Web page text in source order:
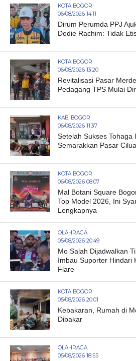
KOTA BOGOR
06/08/2026 14:11
Dirum Perumda PPJ
Dedie Rachim: Tidak
KOTA BOGOR
06/08/2026 13:20
Revitalisasi Pasar
Pedagang TPS Mulai
KAB. BOGOR
06/08/2026 11:37
Setelah Sukses Tohaga
Semarakkan Pasar
KOTA BOGOR
06/08/2026 08:07
Mal Botani Square
Top Model 2026, Ini
Lengkapnya
OLAHRAGA
05/08/2026 20:49
Mo Salah Dijadwalkan
Imbau Suporter Hindari
Flare
KOTA BOGOR
05/08/2026 20:01
Kebakaran, Rumah di
Dibakar
OLAHRAGA
05/08/2026 18:55